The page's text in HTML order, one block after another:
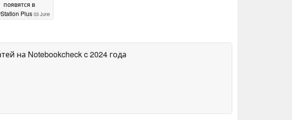
появятся в
Plus 03 June
на Notebookcheckc 2024 года